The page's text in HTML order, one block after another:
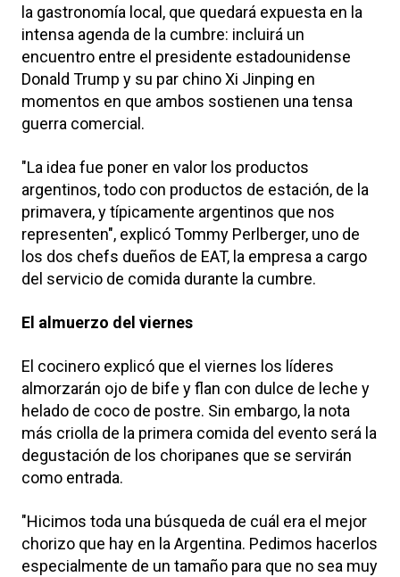
la gastronomía local, que quedará expuesta en la
intensa agenda de la cumbre: incluirá un
encuentro entre el presidente estadounidense
Donald Trump y su par chino Xi Jinping en
momentos en que ambos sostienen una tensa
guerra comercial.
"La idea fue poner en valor los productos
argentinos, todo con productos de estación, de la
primavera, y típicamente argentinos que nos
representen", explicó Tommy Perlberger, uno de
los dos chefs dueños de EAT, la empresa a cargo
del servicio de comida durante la cumbre.
El almuerzo del viernes
El cocinero explicó que el viernes los líderes
almorzarán ojo de bife y flan con dulce de leche y
helado de coco de postre. Sin embargo, la nota
más criolla de la primera comida del evento será la
degustación de los choripanes que se servirán
como entrada.
"Hicimos toda una búsqueda de cuál era el mejor
chorizo que hay en la Argentina. Pedimos hacerlos
especialmente de un tamaño para que no sea muy